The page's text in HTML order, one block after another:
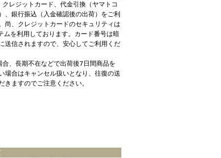
レジットカード、代金引換（ヤマトコ
、銀行振込（入金確認後の出荷）をご利
尚、クレジットカードのセキュリティは
ムを利用しております。カード番号は暗
送信されますので、安心してご利用くだ
、長期不在などで出荷後7日間商品を
場合はキャンセル扱いとなり、往復の送
きますのでご注意ください。